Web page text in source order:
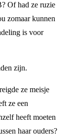
Of had ze ruzie
zomaar kunnen
is voor
zijn.
ze meisje
ze een
heeft moeten
haar ouders?